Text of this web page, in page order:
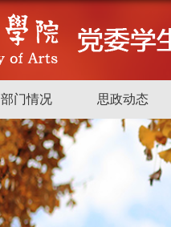
部门情况 思政动态